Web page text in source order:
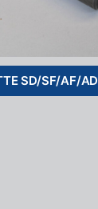
SD/SF/AF/AD